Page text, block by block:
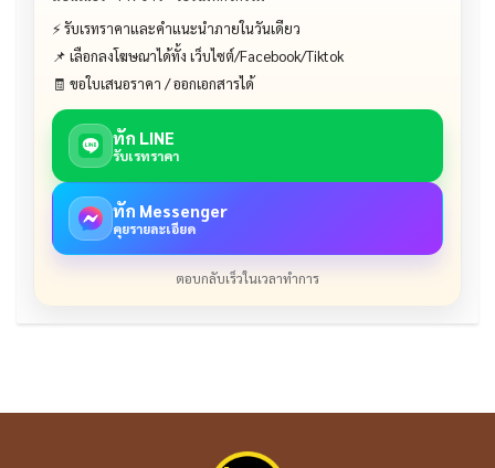
⚡ รับเรทราคาและคำแนะนำภายในวันเดียว
📌 เลือกลงโฆษณาได้ทั้ง เว็บไซต์/Facebook/Tiktok
🧾 ขอใบเสนอราคา / ออกเอกสารได้
ทัก LINE
รับเรทราคา
ทัก Messenger
คุยรายละเอียด
ตอบกลับเร็วในเวลาทำการ